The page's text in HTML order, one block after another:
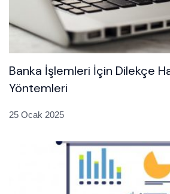
Banka İşlemleri İçin Dilekçe
Yöntemleri
25 Ocak 2025